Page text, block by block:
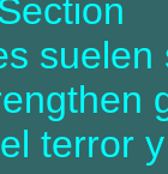
suelen
terror